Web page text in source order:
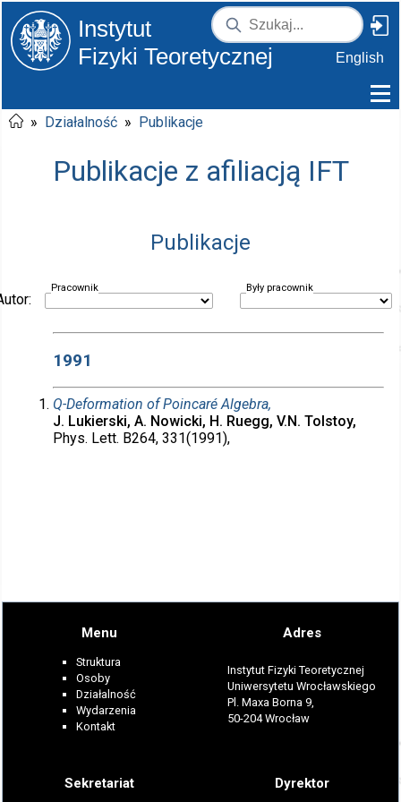
Instytut
Fizyki Teoretycznej
English
» Działalność » Publikacje
Publikacje z afiliacją IFT
Publikacje
Pracownik Były pracownik
1991
Q-Deformation of Poincaré Algebra,
J. Lukierski, A. Nowicki, H. Ruegg, V.N. Tolstoy,
Phys. Lett. B264, 331(1991),
Menu
Struktura
Osoby
Działalność
Wydarzenia
Kontakt
Adres
Instytut Fizyki Teoretycznej
Uniwersytetu Wrocławskiego
Pl. Maxa Borna 9,
50-204 Wrocław
Sekretariat Dyrektor